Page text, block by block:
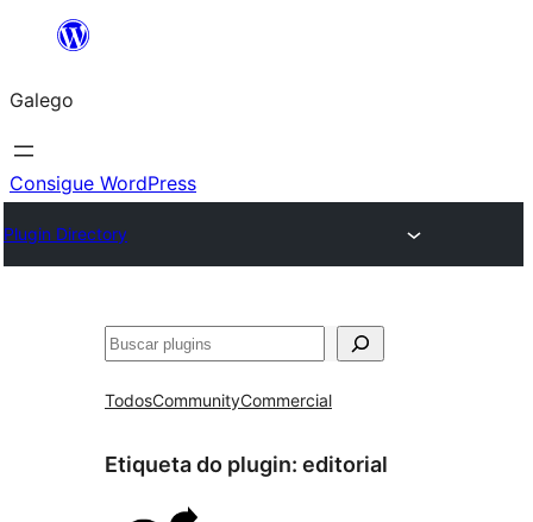
Saltar
contido
Galego
Consigue WordPress
Plugin Directory
Buscar
TodosCommunityCommercial
Etiqueta do plugin: editorial